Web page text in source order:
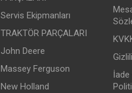
Servis Ekipmanları
TRAKTÖR PARÇALARI
John Deere
Massey Ferguson
New Holland
İade